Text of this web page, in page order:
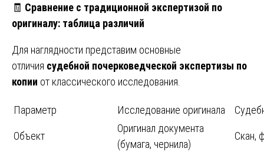
🧾 Сравнение с традиционной экспертизой по
оригиналу: таблица различий
Для наглядности представим основные
отличия судебной почерковедческой экспертизы по
копии от классического исследования.
Параметр Исследование оригинала
Объект
Оригинал документа
(бумага, чернила)
Скан,